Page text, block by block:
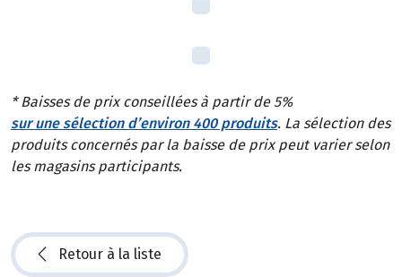
* Baisses de prix conseillées à partir de 5%
sur une sélection d’environ 400 produits. La sélection des
produits concernés par la baisse de prix peut varier selon
les magasins participants.
Retour à la liste